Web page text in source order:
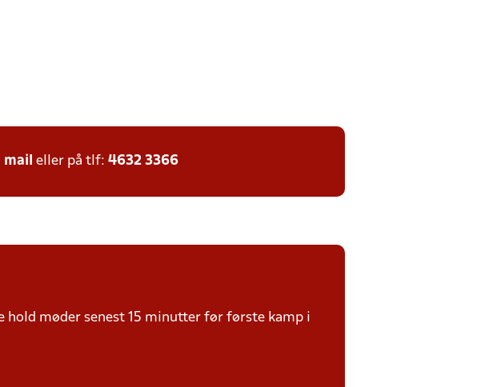
mail eller på tlf: 4632 3366
møder senest 15 minutter før første kamp i